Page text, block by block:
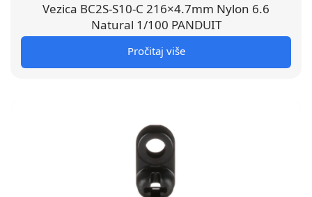
Vezica BC2S-S10-C 216×4.7mm Nylon 6.6
Natural 1/100 PANDUIT
Pročitaj više